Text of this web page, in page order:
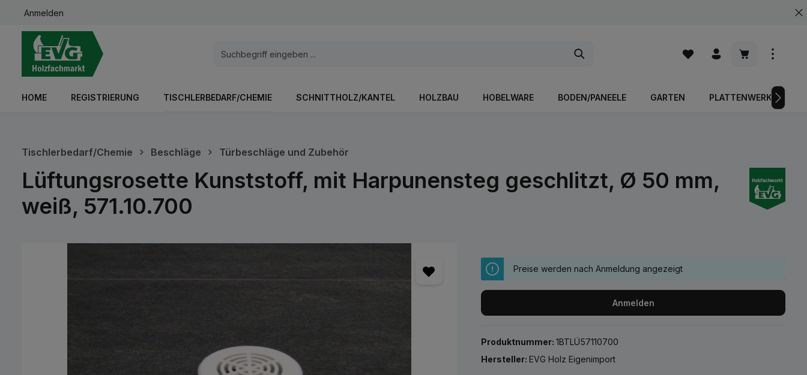
Zur Hauptnavigation springen
Anmelden
Warenkorb
HOME REGISTRIERUNG TISCHLERBEDARF/CHEMIE SCHNITTHOLZ/KANTEL HOLZBAU HOBELWARE BODEN/PANEELE GARTEN PLATTENWERKSTOFFE
Tischlerbedarf/Chemie Beschläge Türbeschläge und Zubehör
Lüftungsrosette Kunststoff, mit Harpunensteg geschlitzt, Ø 50 mm,
weiß, 571.10.700
Preise werden nach Anmeldung angezeigt
Anmelden
Produktnummer:1BTLÜ57110700
Hersteller:EVG Holz Eigenimport